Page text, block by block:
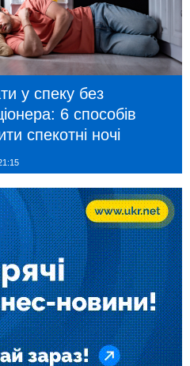
у спеку без
6 способів
спекотні ночі